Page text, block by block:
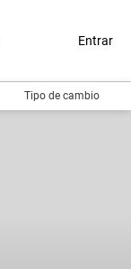
Entrar
Tipo de cambio